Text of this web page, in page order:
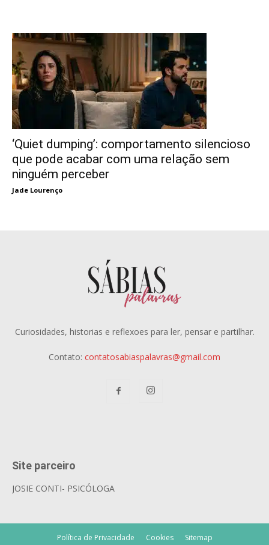
‘Quiet dumping’: comportamento silencioso
que pode acabar com uma relação sem
ninguém perceber
Jade Lourenço
Curiosidades, historias e reflexoes para ler, pensar e partilhar.
Contato: contatosabiaspalavras@gmail.com
Site parceiro
JOSIE CONTI- PSICÓLOGA
Política de Privacidade Cookies Sitemap